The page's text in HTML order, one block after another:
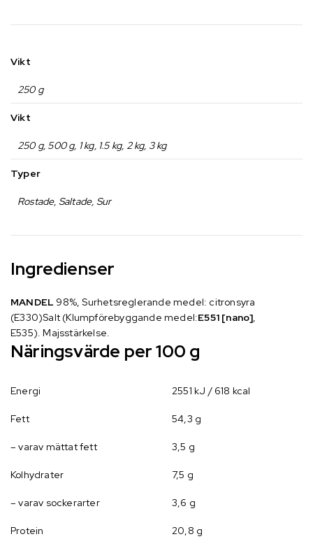
Vikt
250 g
Vikt
250 g, 500 g, 1 kg, 1.5 kg, 2 kg, 3 kg
Typer
Rostade, Saltade, Sur
Ingredienser
MANDEL 98%, Surhetsreglerande medel: citronsyra
(E330)Salt (Klumpförebyggande medel:E551 [nano],
E535). Majsstärkelse.
Näringsvärde per 100 g
Energi 2551 kJ / 618 kcal
Fett 54,3 g
– varav mättat fett 3,5 g
Kolhydrater 7,5 g
– varav sockerarter 3,6 g
Protein 20,8 g